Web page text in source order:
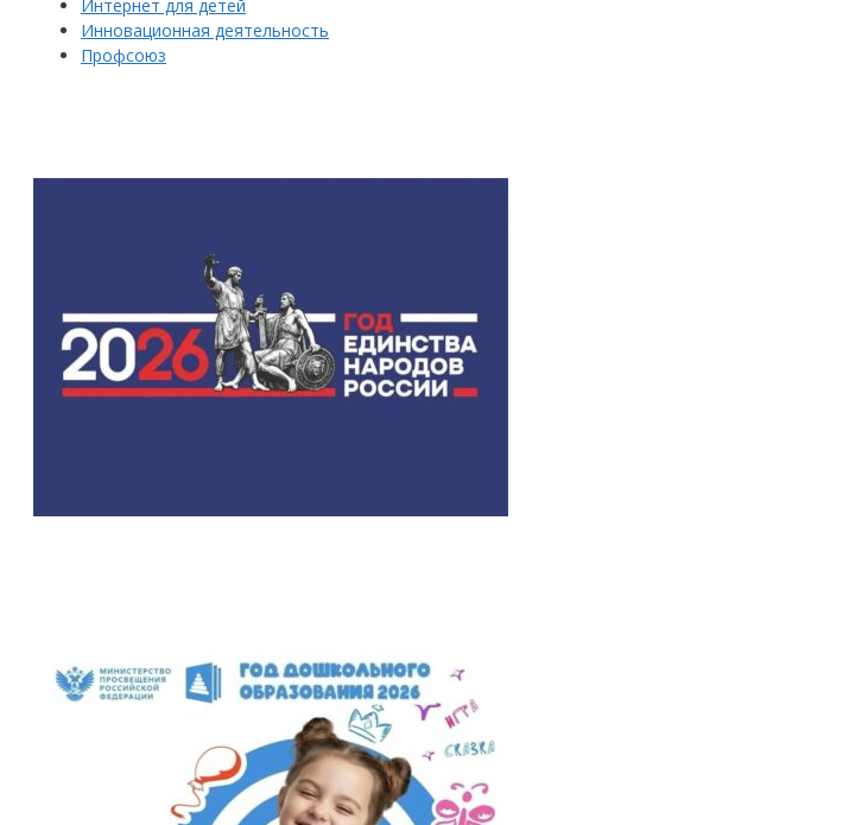
Интернет для детей
Инновационная деятельность
Профсоюз